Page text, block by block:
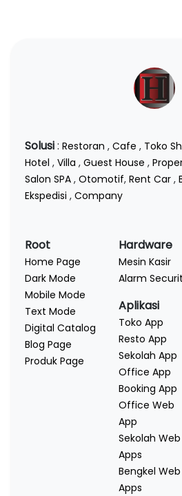
Solusi: Restoran , Cafe , Toko
Hotel , Villa , Guest House ,
Salon SPA , Otomotif, Rent Car ,
Ekspedisi , Company
Root
Home Page
Dark Mode
Mobile Mode
Text Mode
Digital Catalog
Blog Page
Produk Page
Hardware
Mesin Kasir
Alarm
Aplikasi
Toko App
Resto App
Sekolah App
Office App
Booking App
Office Web
App
Sekolah Web
Apps
Bengkel Web
Apps